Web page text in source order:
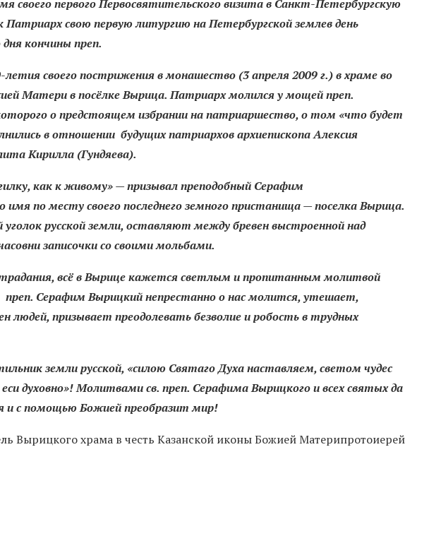
своего первого Первосвятительского визита в Санкт-Петербургскую
Патриарх свою первую литургию на Петербургской землев день
кончины преп.
своего пострижения в монашество (3 апреля 2009 г.) в храме во
Матери в посёлке Вырица. Патриарх молился у мощей преп.
о предстоящем избрании на патриаршество, о том «что будет
в отношении будущих патриархов архиепископа Алексия
Кирилла (Гундяева).
как к живому» — призывал преподобный Серафим
имя по месту своего последнего земного пристанища — поселка Вырица.
русской земли, оставляют между бревен выстроенной над
записочки со своими мольбами.
всё в Вырице кажется светлым и пропитанным молитвой
преп. Серафим Вырицкий непрестанно о нас молится, утешает,
людей, призывает преодолевать безволие и робость в трудных
земли русской, «силою Святаго Духа наставляем, светом чудес
духовно»! Молитвами св. преп. Серафима Вырицкого и всех святых да
и с помощью Божией преобразит мир!
Вырицкого храма в честь Казанской иконы Божией Материпротоиерей